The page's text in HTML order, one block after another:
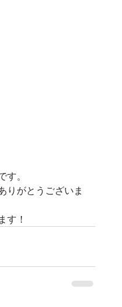
。
りがとうございま
す！